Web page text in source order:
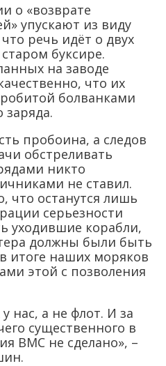
о «возврате
упускают из виду
речь идёт о двух
буксире.
на заводе
что их
болванками
заряда.
пробоина, а следов
обстреливать
никто
не ставил.
что останутся лишь
серьезности
уходившие корабли,
должны были быть
итоге наших моряков
этой с позволения
нас, а не флот. И за
существенного в
ВМС не сделано», –